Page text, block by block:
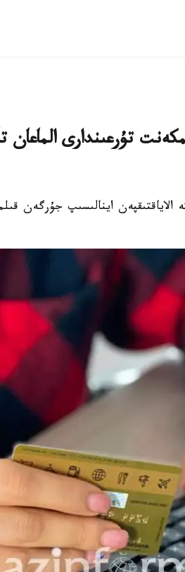
تۇرعىندارى
الاياقتىقپەن اينالىسىپ جۇرگەن